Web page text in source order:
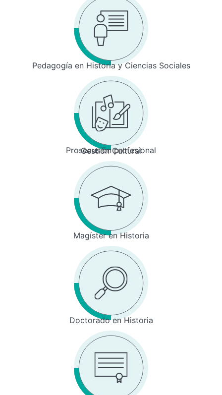
Pedagogía en Historia y Ciencias Sociales
Prosecusión profesional
Gestión Cultural
Magíster en Historia
Doctorado en Historia